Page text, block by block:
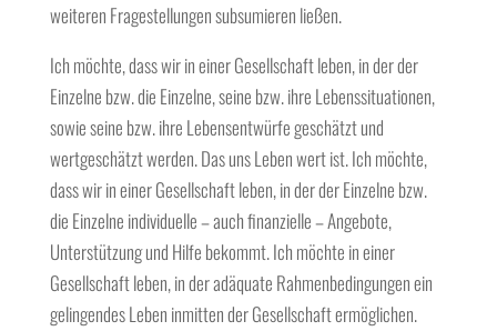
weiteren Fragestellungen subsumieren ließen.
Ich möchte, dass wir in einer Gesellschaft leben, in der der
Einzelne bzw. die Einzelne, seine bzw. ihre Lebenssituationen,
sowie seine bzw. ihre Lebensentwürfe geschätzt und
wertgeschätzt werden. Das uns Leben wert ist. Ich möchte,
dass wir in einer Gesellschaft leben, in der der Einzelne bzw.
die Einzelne individuelle – auch finanzielle – Angebote,
Unterstützung und Hilfe bekommt. Ich möchte in einer
Gesellschaft leben, in der adäquate Rahmenbedingungen ein
gelingendes Leben inmitten der Gesellschaft ermöglichen.